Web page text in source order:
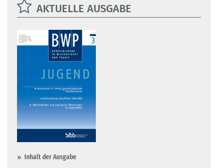
AKTUELLE AUSGABE
Inhalt der Ausgabe